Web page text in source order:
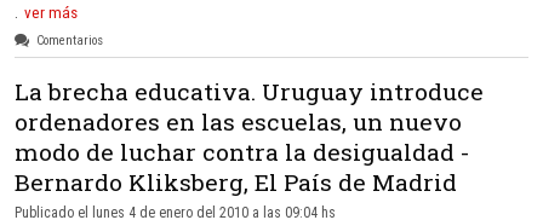
. ver más
Comentarios
La brecha educativa. Uruguay introduce
ordenadores en las escuelas, un nuevo
modo de luchar contra la desigualdad -
Bernardo Kliksberg, El País de Madrid
Publicado el lunes 4 de enero del 2010 a las 09:04 hs